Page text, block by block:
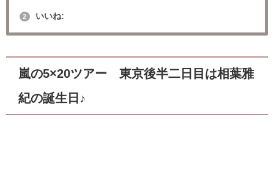
2 いいね:
嵐の5×20ツアー 東京後半二日目は相葉雅
紀の誕生日♪